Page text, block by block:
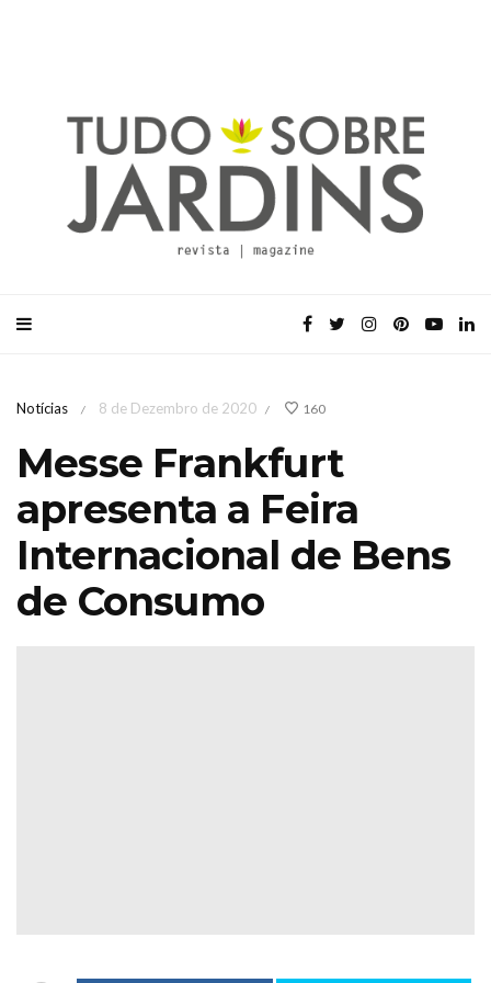
Notícias / 8 de Dezembro de 2020 / 160
Messe Frankfurt
apresenta a Feira
Internacional de Bens
de Consumo